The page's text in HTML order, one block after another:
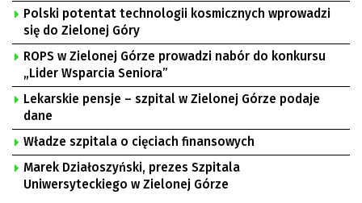
Polski potentat technologii kosmicznych wprowadzi
się do Zielonej Góry
ROPS w Zielonej Górze prowadzi nabór do konkursu
„Lider Wsparcia Seniora”
Lekarskie pensje – szpital w Zielonej Górze podaje
dane
Władze szpitala o cięciach finansowych
Marek Działoszyński, prezes Szpitala
Uniwersyteckiego w Zielonej Górze